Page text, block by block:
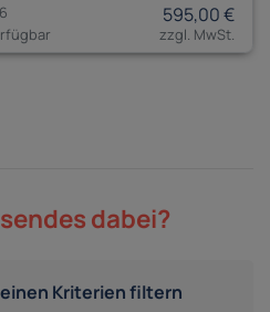
595,00 €
dabei?
Kriterien filtern